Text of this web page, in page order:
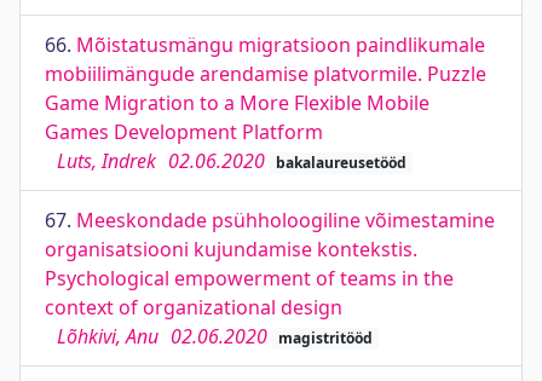
66. Mõistatusmängu migratsioon paindlikumale
mobiilimängude arendamise platvormile. Puzzle
Game Migration to a More Flexible Mobile
Games Development Platform
Luts, Indrek 02.06.2020 bakalaureusetööd
67. Meeskondade psühholoogiline võimestamine
organisatsiooni kujundamise kontekstis.
Psychological empowerment of teams in the
context of organizational design
Lõhkivi, Anu 02.06.2020 magistritööd